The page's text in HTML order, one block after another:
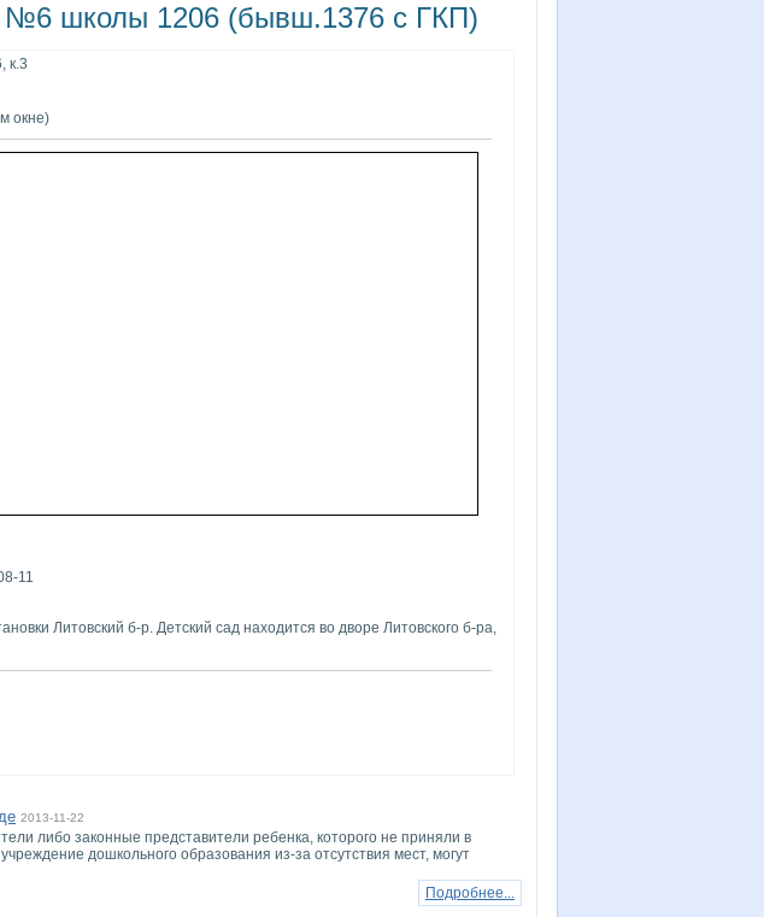
№6 школы 1206 (бывш.1376 с ГКП)
к.3
окне)
11
Литовский б-р. Детский сад находится во дворе Литовского б-ра,
2013-11-22
либо законные представители ребенка, которого не приняли в
дошкольного образования из-за отсутствия мест, могут
Подробнее...